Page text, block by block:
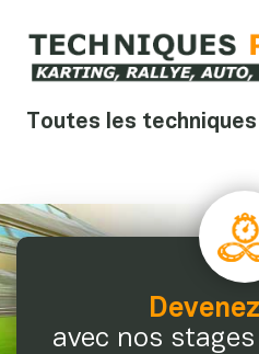
Toutes les
avec nos